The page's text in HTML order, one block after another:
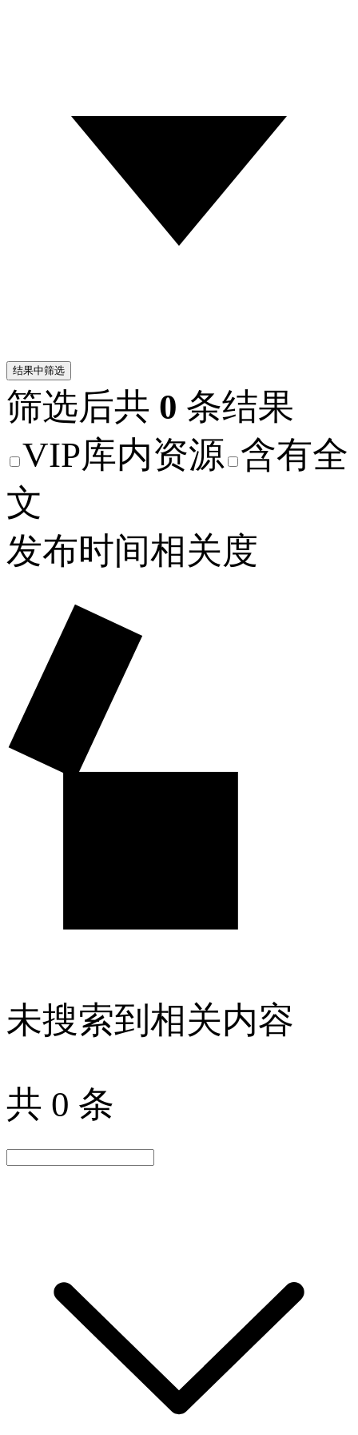
结果中筛选
筛选后共 0 条结果
VIP库内资源 含有全
文
发布时间相关度
未搜索到相关内容
共 0 条